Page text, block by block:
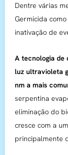
Dentre várias
Germicida
inativação de
A tecnologia de
luz ultravioleta
nm a mais
serpentina
eliminação do
cresce com a
principalmente